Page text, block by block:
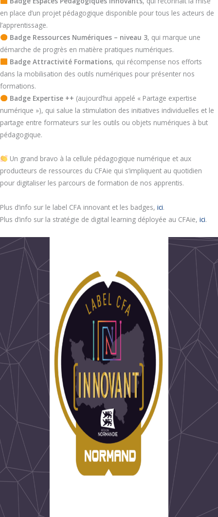
en place d’un projet pédagogique disponible pour tous les acteurs de
l’apprentissage.
Badge Ressources Numériques – niveau 3, qui marque une
démarche de progrès en matière pratiques numériques.
Badge Attractivité Formations, qui récompense nos efforts
dans la mobilisation des outils numériques pour présenter nos
formations.
Badge Expertise ++ (aujourd’hui appelé « Partage expertise
numérique »), qui salue la stimulation des initiatives individuelles et le
partage entre formateurs sur les outils ou objets numériques à but
pédagogique.
Un grand bravo à la cellule pédagogique numérique et aux
producteurs de ressources du CFAie qui s’impliquent au quotidien
pour digitaliser les parcours de formation de nos apprentis.
Plus d’info sur le label CFA innovant et les badges, ici.
Plus d’info sur la stratégie de digital learning déployée au CFAie, ici.